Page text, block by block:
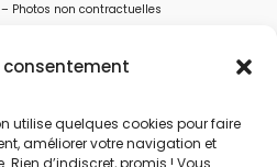
consentement
utilise quelques cookies pour faire
améliorer votre navigation et
d’indiscret, promis ! Vous
Photos non contractuelles
toutes les solutions pour récupérer l’eau de
traiter et potabiliser l’eau d’un forage,
des équipements pour décontaminer de
et des équipements solaires.